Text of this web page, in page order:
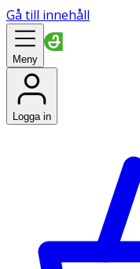
Gå till innehåll
Meny
Logga in